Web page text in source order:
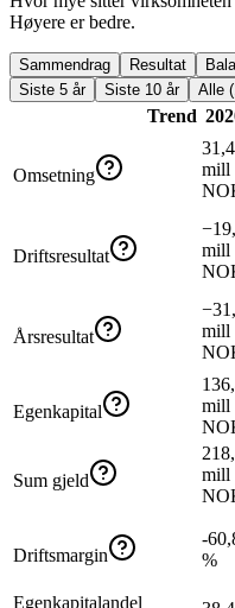
Høyere er bedre.
Sammendrag Resultat
Siste 5 år
Siste 10 år Alle
Trend
Omsetning
31,4
mill
Driftsresultat
mill
Årsresultat
mill
Egenkapital
mill
Sum gjeld
mill
Driftsmargin
-
%
Egenkapitalandel